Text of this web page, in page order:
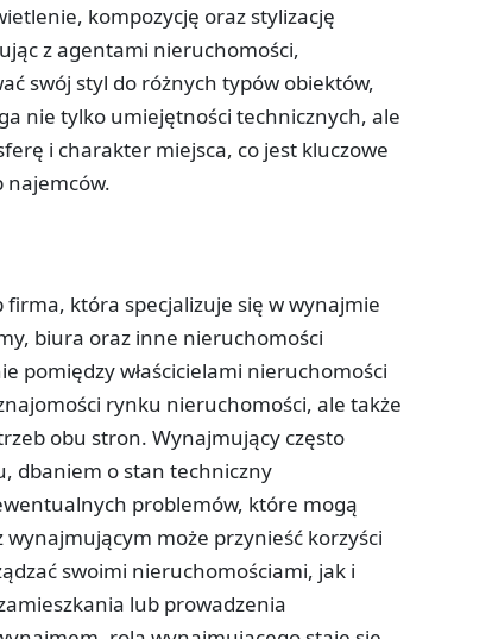
kompozycję oraz stylizację
z agentami nieruchomości,
swój styl do różnych typów obiektów,
nie tylko umiejętności technicznych, ale
i charakter miejsca, co jest kluczowe
najemców.
która specjalizuje się w wynajmie
biura oraz inne nieruchomości
pomiędzy właścicielami nieruchomości
rynku nieruchomości, ale także
obu stron. Wynajmujący często
dbaniem o stan techniczny
problemów, które mogą
może przynieść korzyści
swoimi nieruchomościami, jak i
lub prowadzenia